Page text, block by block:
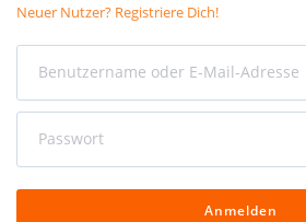
Neuer Nutzer? Registriere Dich!
Benutzername oder E-Mail-Adresse
Passwort
Anmelden